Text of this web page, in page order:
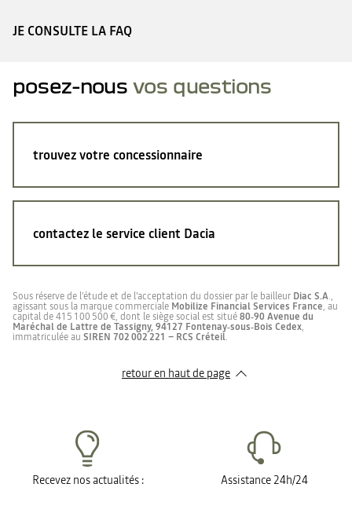
JE CONSULTE LA FAQ
posez-nous vos questions
trouvez votre concessionnaire
contactez le service client Dacia
Sous réserve de l’étude et de l’acceptation du dossier par le bailleur Diac S.A.,
agissant sous la marque commerciale Mobilize Financial Services France, au
capital de 415 100 500 €, dont le siège social est situé80‑90 Avenue du
Maréchal de Lattre de Tassigny, 94127 Fontenay‑sous‑Bois Cedex,
immatriculée au SIREN 702 002 221 – RCS Créteil.
retour en haut de page​
Recevez nos actualités : Assistance 24h/24